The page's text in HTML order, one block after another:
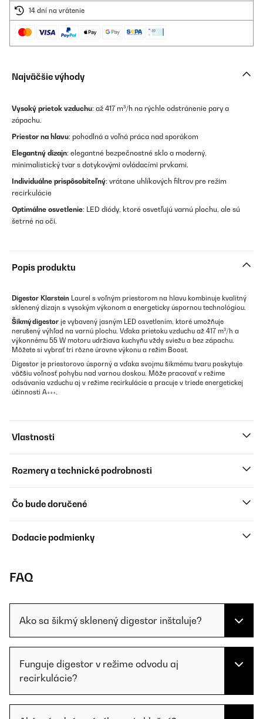
14 dní na vrátenie
Najväčšie výhody
Vysoký prietok vzduchu: až 417 m³/h na rýchle odstránenie pary a
zápachu.
Priestor na hlavu: pohodlná a voľná práca nad sporákom
Elegantný dizajn: elegantné bezpečnostné sklo a moderný,
minimalistický tvar s dotykovými ovládacími prvkami.
Individuálne prispôsobiteľný: vrátane uhlíkových filtrov pre režim
recirkulácie
Optimálne osvetlenie: LED diódy, ktoré osvetľujú varnú plochu, ale sú
šetrné na oči.
Popis produktu
Digestor Klarstein Laurel s voľným priestorom na hlavu kombinuje kvalitný
sklenený dizajn s vysokým výkonom a energeticky úspornou technológiou.
Šikmý digestor je vybavený jasným LED osvetlením, ktoré umožňuje
nerušený výhľad na varnú plochu. Vďaka prietoku vzduchu až 417 m³/h a
výkonnému 55 W motoru udržiava kuchyňu vždy sviežu a bez zápachu.
Môžete si vybrať tri rôzne úrovne výkonu a režim Boost.
Digestor je priestorovo úsporný a vďaka svojmu šikmému tvaru poskytuje
väčšiu voľnosť pohybu nad varnou doskou. Môže pracovať v režime
odsávania vzduchu aj v režime recirkulácie a pracuje v triede energetickej
účinnosti A+++.
Vlastnosti
Rozmery a technické podrobnosti
Čo bude doručené
Dodacie podmienky
FAQ
Ako sa šikmý sklenený digestor inštaluje?
Funguje digestor v režime odvodu aj
recirkulácie?